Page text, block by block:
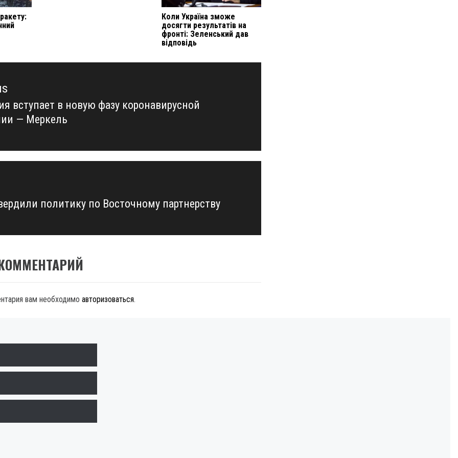
Коли Україна зможе
досягти результатів на
фронті: Зеленський дав
відповідь
вступает в новую фазу коронавирусной
— Меркель
политику по Восточному партнерству
вам необходимо авторизоваться.